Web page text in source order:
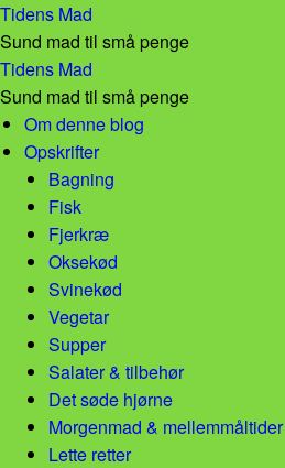
Tidens Mad
Sund mad til små penge
Pizza med quinoa! – Tidens Mad
Tidens Mad
Sund mad til små penge
Skip to content
Om denne blog
Opskrifter
Bagning
Fisk
Fjerkræ
Oksekød
Svinekød
Vegetar
Supper
Salater & tilbehør
Det søde hjørne
Morgenmad & mellemmåltider
Lette retter